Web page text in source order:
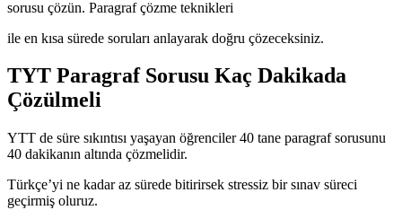
sorusu çözün. Paragraf çözme teknikleri
ile en kısa sürede soruları anlayarak doğru çözeceksiniz.
TYT Paragraf Sorusu Kaç Dakikada
Çözülmeli
YTT de süre sıkıntısı yaşayan öğrenciler 40 tane paragraf sorusunu
40 dakikanın altında çözmelidir.
Türkçe’yi ne kadar az sürede bitirirsek stressiz bir sınav süreci
geçirmiş oluruz.